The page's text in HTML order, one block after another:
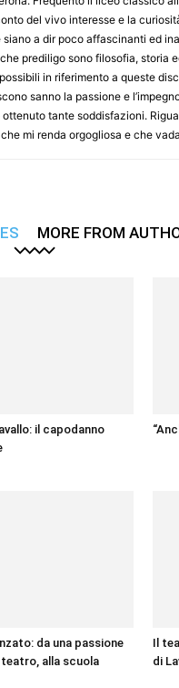
del vivo interesse e la
a dir poco affascinanti ed
prediligo sono filosofia, storia
in riferimento a queste
sanno la passione e
tante soddisfazioni.
mi renda orgogliosa e che
MORE FROM
il capodanno
da una passione
alla scuola
Il
di